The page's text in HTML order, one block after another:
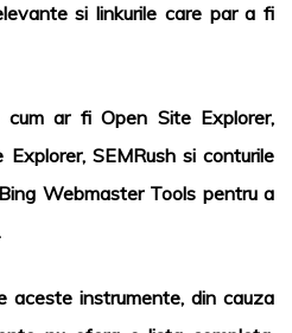
si linkurile care par a fi
cum ar fi Open Site Explorer,
Explorer, SEMRushsi conturile
Bing Webmaster Tools pentru a
aceste instrumente, din cauza